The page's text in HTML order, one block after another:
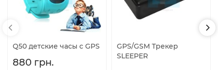
Q50 детские часы с GPS
880 грн.
GPS/GSM Трекер
SLEEPER